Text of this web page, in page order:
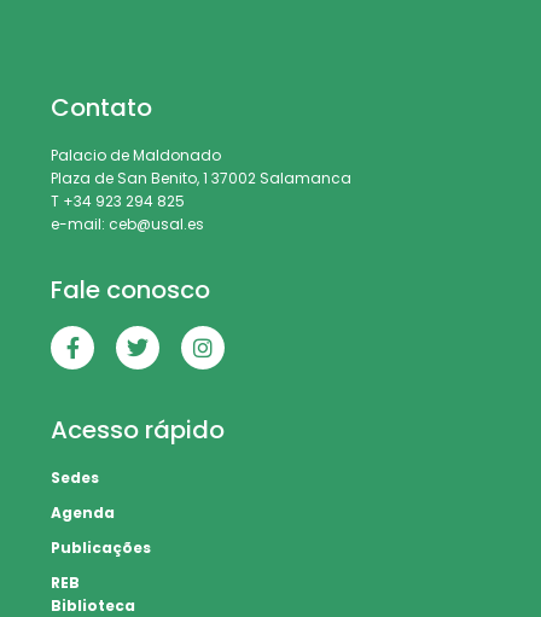
Contato
Palacio de Maldonado
Plaza de San Benito, 1 37002 Salamanca
T +34 923 294 825
e-mail: ceb@usal.es
Fale conosco
Acesso rápido
Sedes
Agenda
Publicações
REB
Biblioteca